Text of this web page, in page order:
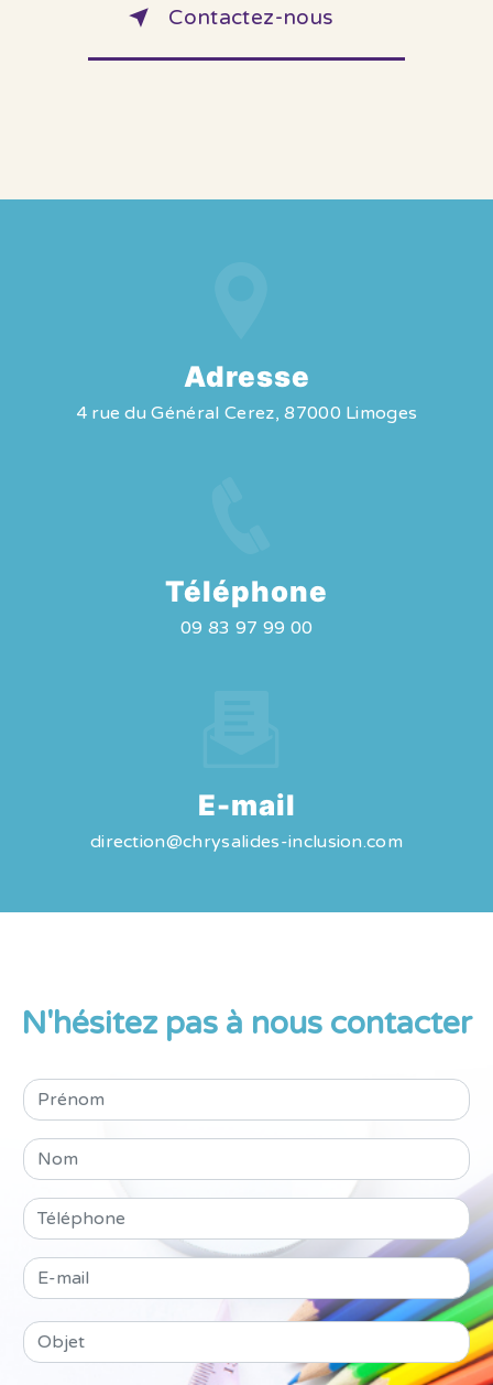
Contactez-nous
Adresse
4 rue du Général Cerez, 87000 Limoges
Téléphone
09 83 97 99 00
E-mail
direction@chrysalides-inclusion.com
N'hésitez pas à nous contacter